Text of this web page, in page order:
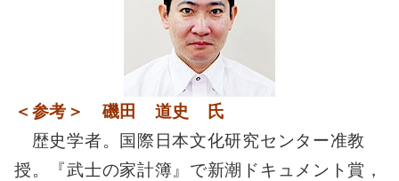
＜参考＞ 磯田 道史 氏
歴史学者。国際日本文化研究センター准教
授。『武士の家計簿』で新潮ドキュメント賞，